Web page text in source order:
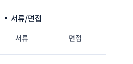
서류/면접
서류 면접